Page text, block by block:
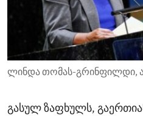
ENVIRONMENT AND HEALTH
IDEALS AND INSTITUTIONS
ლინდა თომას-გრინფილდი,
გასულ ზაფხულს,